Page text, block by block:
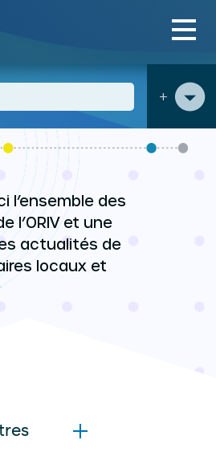
+
agenda
l’ensemble des
l’ORIV et une
actualités de
locaux et
cookies